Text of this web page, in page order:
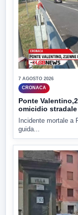
7 AGOSTO 2026
CRONACA
Ponte
omicidio stradale
Incidente mortale a
guida...